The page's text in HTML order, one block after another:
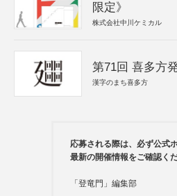
限定》
株式会社中川ケミカル
第71回 喜多方
漢字のまち喜多方
応募される際は、必ず公式
最新の開催情報をご確認くだ
「登竜門」編集部